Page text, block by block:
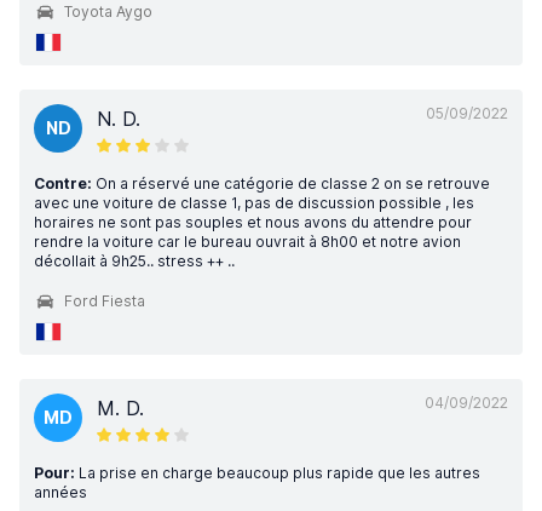
Toyota Aygo
05/09/2022
ND N. D.
Contre: On a réservé une catégorie de classe 2 on se retrouve
avec une voiture de classe 1, pas de discussion possible , les
horaires ne sont pas souples et nous avons du attendre pour
rendre la voiture car le bureau ouvrait à 8h00 et notre avion
décollait à 9h25.. stress ++ ..
Ford Fiesta
04/09/2022
MD M. D.
Pour: La prise en charge beaucoup plus rapide que les autres
années